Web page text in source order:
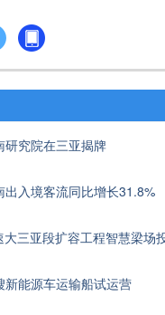
研究院在三亚揭牌
出入境客流同比增长31.8%
三亚段扩容工程智慧梁场
新能源车运输船试运营